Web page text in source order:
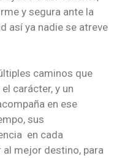
y segura ante la
así ya nadie se atreve
caminos que
carácter, y un
en ese
sus
en cada
mejor destino, para